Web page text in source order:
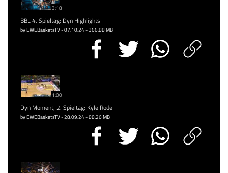
3:18
BBL 4. Spieltag: Dyn Highlights
by EWEBasketsTV - 07.10.24 - 366.88 MB
1:00
Dyn Moment, 2. Spieltag: Kyle Rode
by EWEBasketsTV - 28.09.24 - 88.26 MB